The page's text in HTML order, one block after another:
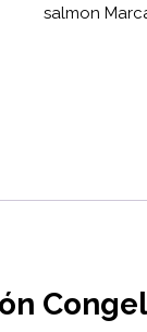
salmon